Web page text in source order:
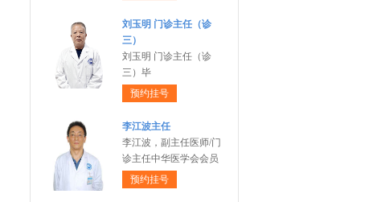
刘玉明 门诊主任（诊
三）
刘玉明 门诊主任（诊
三）毕
预约挂号
李江波主任
李江波，副主任医师/门
诊主任中华医学会会员
预约挂号